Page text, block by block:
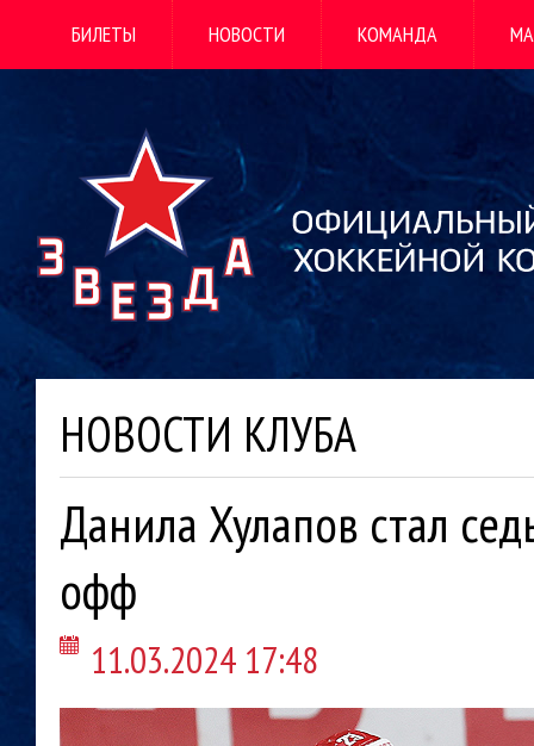
БИЛЕТЫ НОВОСТИ КОМАНДА
НОВОСТИ КЛУБА
Данила Хулапов стал
офф
11.03.2024 17:48